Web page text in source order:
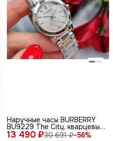
13 490 ₽30 691 ₽−56%
Наручные часы BURBERRY
BU9229 The City, кварцевые,
с сапфировым стеклом,